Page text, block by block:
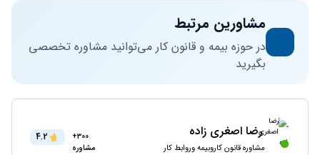
مشاورین مرتبط
در حوزه بیمه و قانون کار می‌توانید مشاوره تخصصی
بگیرید
رضا اصغری زاده
مشاوره قانون کاروبیمه وروابط کار
300+
مشاوره
4.2